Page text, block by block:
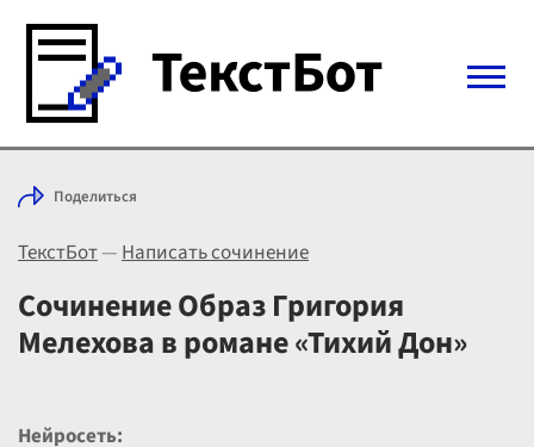
Войти с Telegram
Выбрать режим
Цены
Поделиться
ТекстБот—Написать сочинение
Сочинение Образ Григория
Мелехова в романе «Тихий Дон»
Нейросеть: